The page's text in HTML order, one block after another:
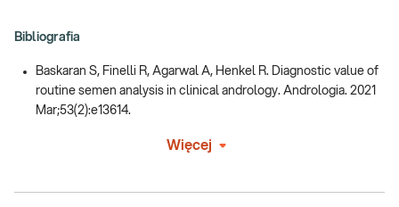
Bibliografia
Baskaran S, Finelli R, Agarwal A, Henkel R. Diagnostic value of
routine semen analysis in clinical andrology. Andrologia. 2021
Mar;53(2):e13614.
Więcej